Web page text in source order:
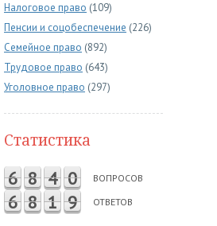
Налоговое право (109)
Пенсии и соцобеспечение (226)
Семейное право (892)
Трудовое право (643)
Уголовное право (297)
Статистика
6 8 4 0 ВОПРОСОВ
6 8 1 9 ОТВЕТОВ